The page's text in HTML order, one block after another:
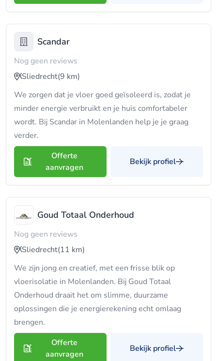
Scandar
Nog geen reviews
Sliedrecht(9 km)
We zorgen dat je vloer goed geïsoleerd is, zodat je
minder energie verbruikt en je huis comfortabeler
wordt. Bij Scandar in Molenlanden help je je graag
verder.
Offerte
aanvragen
Bekijk profiel
Goud Totaal Onderhoud
Nog geen reviews
Sliedrecht(11 km)
We zijn jong en creatief, met een frisse blik op
vloerisolatie in Molenlanden. Bij Goud Totaal
Onderhoud draait het om slimme, duurzame
oplossingen die je energierekening echt omlaag
brengen.
Offerte
aanvragen
Bekijk profiel